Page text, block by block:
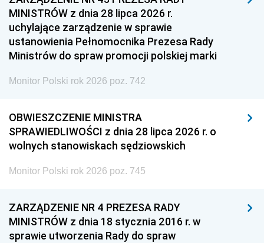
MINISTRÓW z dnia 28 lipca 2026 r.
uchylające zarządzenie w sprawie
ustanowienia Pełnomocnika Prezesa Rady
Ministrów do spraw promocji polskiej marki
Monitor Polski rok 2026 poz. 742
OBWIESZCZENIE MINISTRA
SPRAWIEDLIWOŚCI z dnia 28 lipca 2026 r. o
wolnych stanowiskach sędziowskich
Monitor Polski rok 2026 poz. 745
ZARZĄDZENIE NR 4 PREZESA RADY
MINISTRÓW z dnia 18 stycznia 2016 r. w
sprawie utworzenia Rady do spraw